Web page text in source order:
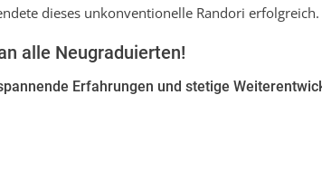
dieses unkonventionelle Randori erfolgreich.
alle Neugraduierten!
Erfahrungen und stetige